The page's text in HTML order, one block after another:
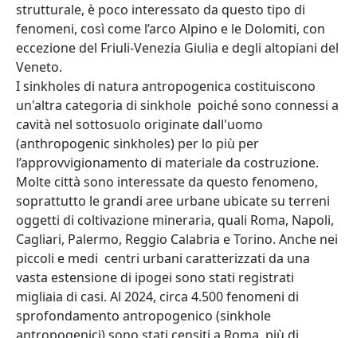
strutturale, è poco interessato da questo tipo di
fenomeni, così come l’arco Alpino e le Dolomiti, con
eccezione del Friuli-Venezia Giulia e degli altopiani del
Veneto.
I sinkholes di natura antropogenica costituiscono
un'altra categoria di sinkhole poiché sono connessi a
cavità nel sottosuolo originate dall'uomo
(anthropogenic sinkholes) per lo più per
l’approvvigionamento di materiale da costruzione.
Molte città sono interessate da questo fenomeno,
soprattutto le grandi aree urbane ubicate su terreni
oggetti di coltivazione mineraria, quali Roma, Napoli,
Cagliari, Palermo, Reggio Calabria e Torino. Anche nei
piccoli e medi centri urbani caratterizzati da una
vasta estensione di ipogei sono stati registrati
migliaia di casi. Al 2024, circa 4.500 fenomeni di
sprofondamento antropogenico (sinkhole